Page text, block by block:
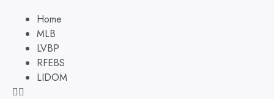
Home
MLB
LVBP
RFEBS
LIDOM